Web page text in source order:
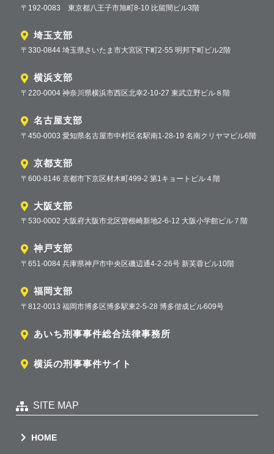
〒192-0083 東京都八王子市旭町8-10 比留間ビル3階
埼玉支部
〒330-0844 埼玉県さいたま市大宮区下町2-55 明邦下町ビル2階
横浜支部
〒220-0004 神奈川県横浜市西区北幸2-10-27 東武立野ビル８階
名古屋支部
〒450-0003 愛知県名古屋市中村区名駅南1-28-19 名南クリヤマビル6階
京都支部
〒600-8146 京都市下京区材木町499-2 第1キョートビル４階
大阪支部
〒530-0002 大阪府大阪市北区曽根崎新地2-6-12 大阪小学館ビル７階
神戸支部
〒651-0084 兵庫県神戸市中央区磯辺通4-2-26号 新芙蓉ビル10階
福岡支部
〒812-0013 福岡市博多区博多駅東2-5-28 博多偕成ビル609号
あいち刑事事件総合法律事務所
横浜の刑事事件サイト
SITE MAP
HOME